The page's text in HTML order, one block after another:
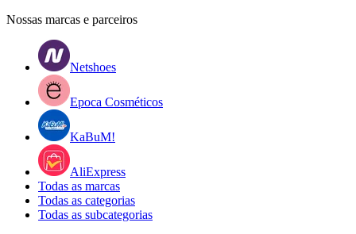
Nossas marcas e parceiros
Netshoes
Epoca Cosméticos
KaBuM!
AliExpress
Todas as marcas
Todas as categorias
Todas as subcategorias